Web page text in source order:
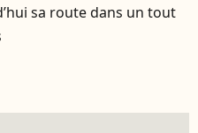
sa route dans un tout